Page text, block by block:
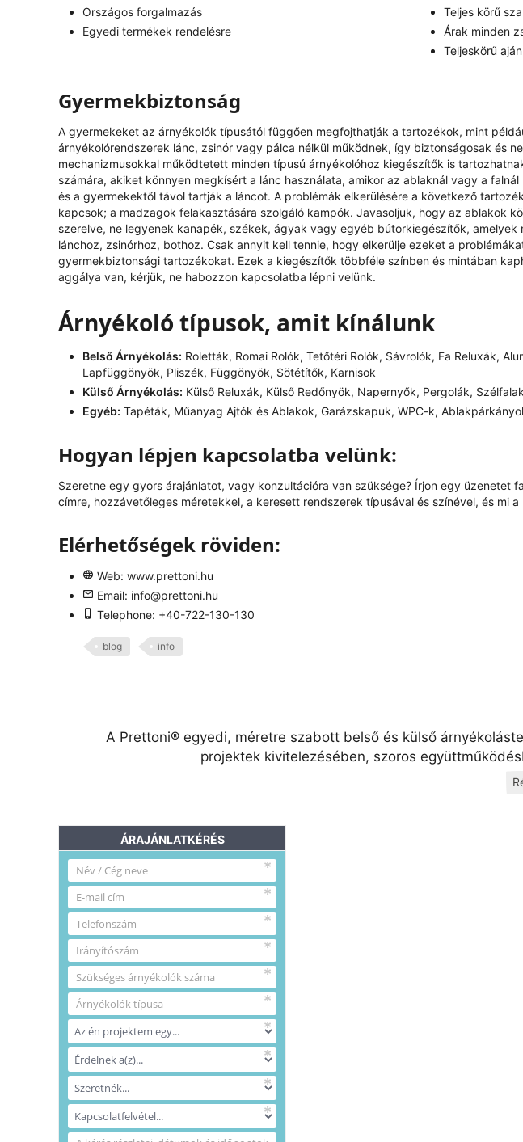
Országos forgalmazás
Egyedi termékek rendelésre
Teljes körű
Árak minden
Teljeskörű
Gyermekbiztonság
A gyermekeket az árnyékolók típusától függően megfojthatják a tartozékok, mint
árnyékolórendszerek lánc, zsinór vagy pálca nélkül működnek, így biztonságosak és
mechanizmusokkal működtetett minden típusú árnyékolóhoz kiegészítők is
számára, akiket könnyen megkísért a lánc használata, amikor az ablaknál vagy a
és a gyermekektől távol tartják a láncot. A problémák elkerülésére a következő
kapcsok; a madzagok felakasztására szolgáló kampók. Javasoljuk, hogy az ablakok
szerelve, ne legyenek kanapék, székek, ágyak vagy egyéb bútorkiegészítők,
lánchoz, zsinórhoz, bothoz. Csak annyit kell tennie, hogy elkerülje ezeket a
gyermekbiztonsági tartozékokat. Ezek a kiegészítők többféle színben és mintában
aggálya van, kérjük, ne habozzon kapcsolatba lépni velünk.
Árnyékoló típusok, amit kínálunk
Belső Árnyékolás: Roletták, Romai Rolók, Tetőtéri Rolók, Sávrolók, Fa Reluxák,
Lapfüggönyök, Pliszék, Függönyök, Sötétítők, Karnisok
Külső Árnyékolás: Külső Reluxák, Külső Redőnyök, Napernyők, Pergolák, Szélfalak
Egyéb: Tapéták, Műanyag Ajtók és Ablakok, Garázskapuk, WPC-k,
Hogyan lépjen kapcsolatba velünk:
Szeretne egy gyors árajánlatot, vagy konzultációra van szüksége? Írjon egy üzenetet
címre, hozzávetőleges méretekkel, a keresett rendszerek típusával és színével, és mi
Elérhetőségek röviden:
Web: www.prettoni.hu
Email: info@prettoni.hu
Telephone: +40-722-130-130
blog info
A Prettoni® egyedi, méretre szabott belső és külső
projektek kivitelezésében, szoros
ÁRAJÁNLATKÉRÉS